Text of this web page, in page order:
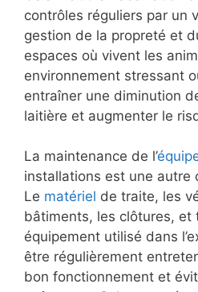
contrôles réguliers par un
gestion de la propreté et
espaces où vivent les
environnement stressant
entraîner une diminution
laitière et augmenter le
La maintenance de l’
installations est une autre
Le matériel de traite, les
bâtiments, les clôtures, et
équipement utilisé dans
être régulièrement
bon fonctionnement et